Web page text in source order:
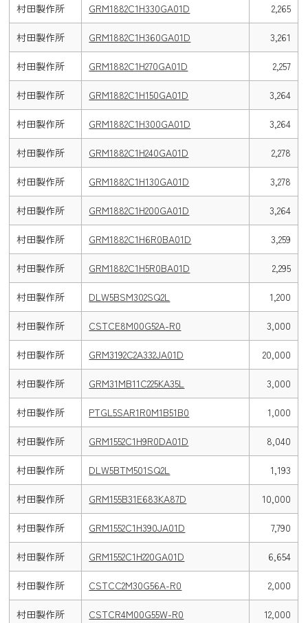
村田製作所 GRM1882C1H330GA01D 2,265
村田製作所 GRM1882C1H360GA01D 3,261
村田製作所 GRM1882C1H270GA01D 2,257
村田製作所 GRM1882C1H150GA01D 3,264
村田製作所 GRM1882C1H300GA01D 3,264
村田製作所 GRM1882C1H240GA01D 2,278
村田製作所 GRM1882C1H130GA01D 3,278
村田製作所 GRM1882C1H200GA01D 3,264
村田製作所 GRM1882C1H6R0BA01D 3,259
村田製作所 GRM1882C1H5R0BA01D 2,295
村田製作所 DLW5BSM302SQ2L 1,200
村田製作所 CSTCE8M00G52A-R0 3,000
村田製作所 GRM3192C2A332JA01D 20,000
村田製作所 GRM31MB11C225KA35L 3,000
村田製作所 PTGL5SAR1R0M1B51B0 1,000
村田製作所 GRM1552C1H9R0DA01D 8,040
村田製作所 DLW5BTM501SQ2L 1,193
村田製作所 GRM155B31E683KA87D 10,000
村田製作所 GRM1552C1H390JA01D 7,790
村田製作所 GRM1552C1H220GA01D 6,654
村田製作所 CSTCC2M30G56A-R0 2,000
村田製作所 CSTCR4M00G55W-R0 12,000